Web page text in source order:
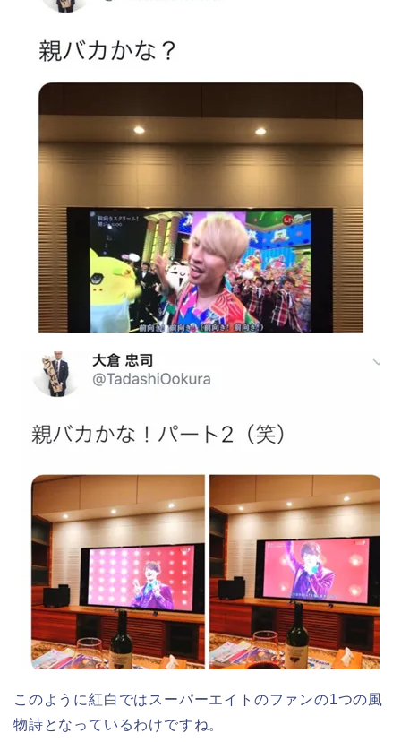
このように紅白ではスーパーエイトのファンの1つの風
物詩となっているわけですね。